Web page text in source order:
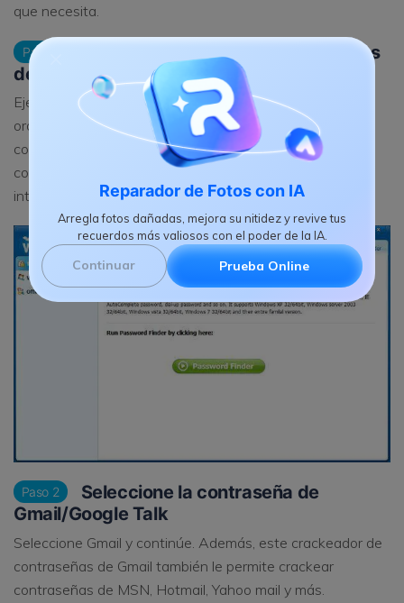
Reparador de Fotos con IA
Arregla fotos dañadas, mejora su nitidez y revive tus
recuerdos más valiosos con el poder de la IA.
Continuar Prueba Online
que necesita.
Paso 1
Abra el crackeador de contraseñas
de Gmail
Ejecute el crackeador de contraseñas de Gmail en su
ordenador y haga clic en la opción "Buscador de
contraseñas y claves" y seleccione "Buscador de
contraseñas" en la barra lateral, se le presentará una
interfaz como la que se muestra a continuación.
Paso 2
Seleccione la contraseña de
Gmail/Google Talk
Seleccione Gmail y continúe. Además, este crackeador de
contraseñas de Gmail también le permite crackear
contraseñas de MSN, Hotmail, Yahoo mail y más.